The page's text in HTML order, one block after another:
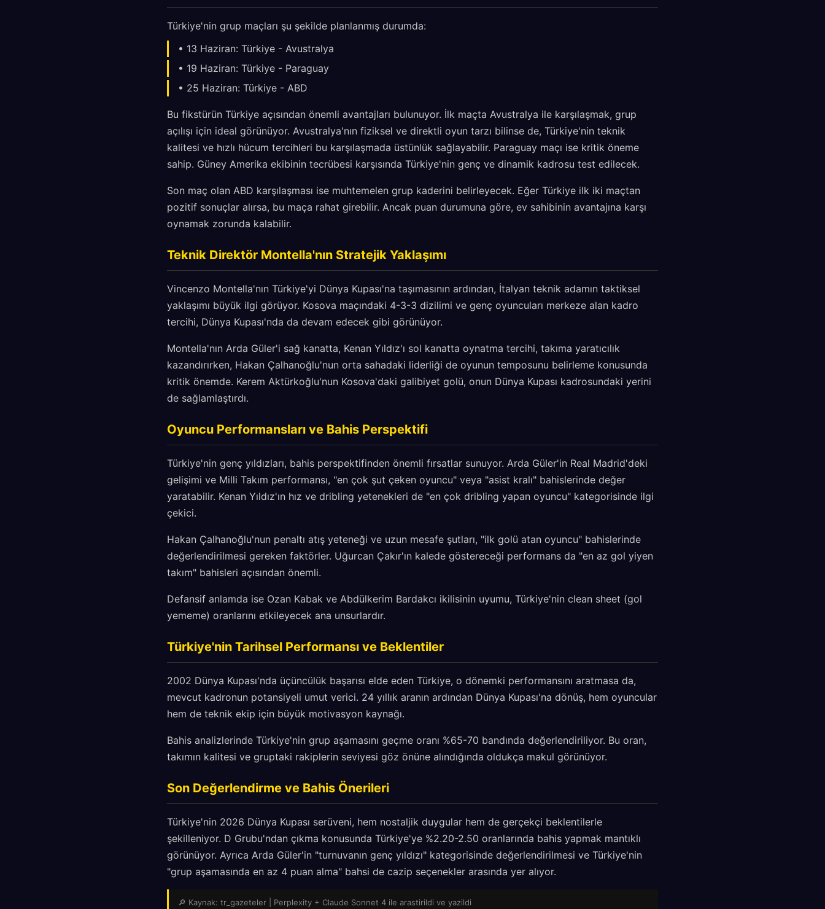
Türkiye'nin grup maçları şu şekilde planlanmış durumda:
• 13 Haziran: Türkiye - Avustralya
• 19 Haziran: Türkiye - Paraguay
• 25 Haziran: Türkiye - ABD
Bu fikstürün Türkiye açısından önemli avantajları bulunuyor. İlk maçta Avustralya ile karşılaşmak, grup
açılışı için ideal görünüyor. Avustralya'nın fiziksel ve direktli oyun tarzı bilinse de, Türkiye'nin teknik
kalitesi ve hızlı hücum tercihleri bu karşılaşmada üstünlük sağlayabilir. Paraguay maçı ise kritik öneme
sahip. Güney Amerika ekibinin tecrübesi karşısında Türkiye'nin genç ve dinamik kadrosu test edilecek.
Son maç olan ABD karşılaşması ise muhtemelen grup kaderini belirleyecek. Eğer Türkiye ilk iki maçtan
pozitif sonuçlar alırsa, bu maça rahat girebilir. Ancak puan durumuna göre, ev sahibinin avantajına karşı
oynamak zorunda kalabilir.
Teknik Direktör Montella'nın Stratejik Yaklaşımı
Vincenzo Montella'nın Türkiye'yi Dünya Kupası'na taşımasının ardından, İtalyan teknik adamın taktiksel
yaklaşımı büyük ilgi görüyor. Kosova maçındaki 4-3-3 dizilimi ve genç oyuncuları merkeze alan kadro
tercihi, Dünya Kupası'nda da devam edecek gibi görünüyor.
Montella'nın Arda Güler'i sağ kanatta, Kenan Yıldız'ı sol kanatta oynatma tercihi, takıma yaratıcılık
kazandırırken, Hakan Çalhanoğlu'nun orta sahadaki liderliği de oyunun temposunu belirleme konusunda
kritik önemde. Kerem Aktürkoğlu'nun Kosova'daki galibiyet golü, onun Dünya Kupası kadrosundaki yerini
de sağlamlaştırdı.
Oyuncu Performansları ve Bahis Perspektifi
Türkiye'nin genç yıldızları, bahis perspektifinden önemli fırsatlar sunuyor. Arda Güler'in Real Madrid'deki
gelişimi ve Milli Takım performansı, "en çok şut çeken oyuncu" veya "asist kralı" bahislerinde değer
yaratabilir. Kenan Yıldız'ın hız ve dribling yetenekleri de "en çok dribling yapan oyuncu" kategorisinde ilgi
çekici.
Hakan Çalhanoğlu'nun penaltı atış yeteneği ve uzun mesafe şutları, "ilk golü atan oyuncu" bahislerinde
değerlendirilmesi gereken faktörler. Uğurcan Çakır'ın kalede göstereceği performans da "en az gol yiyen
takım" bahisleri açısından önemli.
Defansif anlamda ise Ozan Kabak ve Abdülkerim Bardakcı ikilisinin uyumu, Türkiye'nin clean sheet (gol
yememe) oranlarını etkileyecek ana unsurlardır.
Türkiye'nin Tarihsel Performansı ve Beklentiler
2002 Dünya Kupası'nda üçüncülük başarısı elde eden Türkiye, o dönemki performansını aratmasa da,
mevcut kadronun potansiyeli umut verici. 24 yıllık aranın ardından Dünya Kupası'na dönüş, hem oyuncular
hem de teknik ekip için büyük motivasyon kaynağı.
Bahis analizlerinde Türkiye'nin grup aşamasını geçme oranı %65-70 bandında değerlendiriliyor. Bu oran,
takımın kalitesi ve gruptaki rakiplerin seviyesi göz önüne alındığında oldukça makul görünüyor.
Son Değerlendirme ve Bahis Önerileri
Türkiye'nin 2026 Dünya Kupası serüveni, hem nostaljik duygular hem de gerçekçi beklentilerle
şekilleniyor. D Grubu'ndan çıkma konusunda Türkiye'ye %2.20-2.50 oranlarında bahis yapmak mantıklı
görünüyor. Ayrıca Arda Güler'in "turnuvanın genç yıldızı" kategorisinde değerlendirilmesi ve Türkiye'nin
"grup aşamasında en az 4 puan alma" bahsi de cazip seçenekler arasında yer alıyor.
🔎 Kaynak: tr_gazeteler | Perplexity + Claude Sonnet 4 ile arastirildi ve yazildi